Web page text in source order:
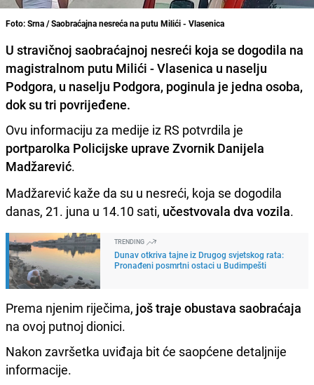
Foto: Srna / Saobraćajna nesreća na putu Milići - Vlasenica
U stravičnoj saobraćajnoj nesreći koja se dogodila na
magistralnom putu Milići - Vlasenica u naselju
Podgora, u naselju Podgora, poginula je jedna osoba,
dok su tri povrijeđene.
Ovu informaciju za medije iz RS potvrdila je
portparolka Policijske uprave Zvornik Danijela
Madžarević.
Madžarević kaže da su u nesreći, koja se dogodila
danas, 21. juna u 14.10 sati, učestvovala dva vozila.
TRENDING
Dunav otkriva tajne iz Drugog svjetskog rata:
Pronađeni posmrtni ostaci u Budimpešti
Prema njenim riječima, još traje obustava saobraćaja
na ovoj putnoj dionici.
Nakon završetka uviđaja bit će saopćene detaljnije
informacije.